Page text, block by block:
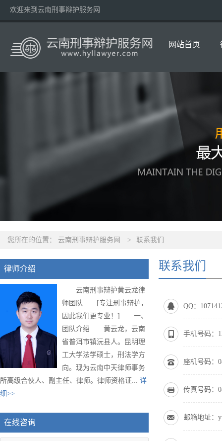
欢迎来到云南刑事辩护服务网
网站首页
您所在的位置： 云南刑事辩护服务网 > 联系我们
律师介绍
云南刑事辩护黄云龙律
师团队 [专注刑事辩护，
因此我们更专业！] 一、
团队介绍 黄云龙，云南
省普洱市镇沅县人。昆明理
工大学法学硕士，刑法学方
向。现为云南中天律师事务
所高级合伙人、副主任、律师。律师资格证... 详
细>>
在线咨询
联系我们
QQ：
手机号码：
座机号码：
传真号码：
邮箱地址：